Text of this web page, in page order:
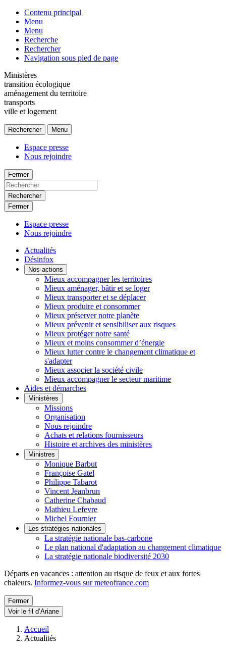
Contenu principal
Menu
Menu
Recherche
Rechercher
Navigation sous pied de page
Ministères
transition écologique
aménagement du territoire
transports
ville et logement
Rechercher Menu
Espace presse
Nous rejoindre
Fermer
Rechercher
Fermer
Espace presse
Nous rejoindre
Actualités
Désinfox
Nos actions
Mieux accompagner les territoires
Mieux aménager, bâtir et se loger
Mieux transporter et se déplacer
Mieux produire et consommer
Mieux préserver notre planète
Mieux prévenir et sensibiliser aux risques
Mieux protéger notre santé
Mieux et moins consommer d’énergie
Mieux lutter contre le changement climatique et
s'adapter
Mieux associer la société civile
Mieux accompagner le secteur maritime
Aides et démarches
Ministères
Missions
Organisation
Nous rejoindre
Achats et relations fournisseurs
Histoire et archives des ministères
Ministres
Monique Barbut
Françoise Gatel
Philippe Tabarot
Vincent Jeanbrun
Catherine Chabaud
Mathieu Lefevre
Michel Fournier
Les stratégies nationales
La stratégie nationale bas-carbone
Le plan national d'adaptation au changement climatique
La stratégie nationale biodiversité 2030
Départs en vacances : attention au risque de feux et aux fortes
chaleurs. Informez-vous sur meteofrance.com
Fermer
Voir le fil d’Ariane
Accueil
Actualités